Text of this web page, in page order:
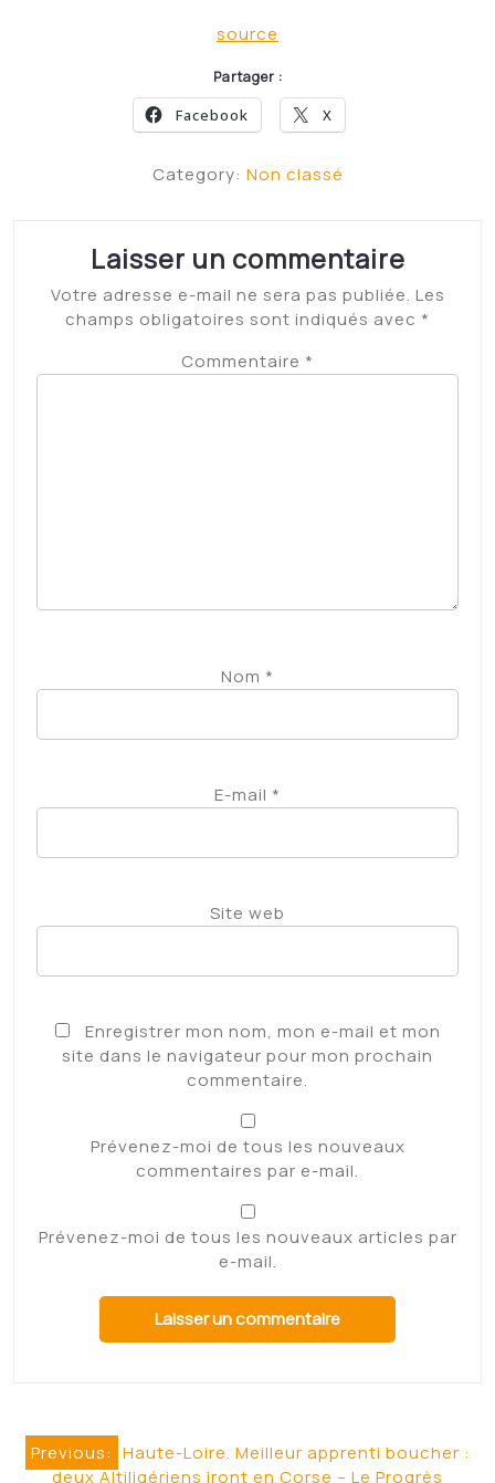
source
Partager :
Facebook X
Category: Non classé
Laisser un commentaire
Votre adresse e-mail ne sera pas publiée. Les
champs obligatoires sont indiqués avec *
Commentaire *
Nom *
E-mail *
Site web
Enregistrer mon nom, mon e-mail et mon
site dans le navigateur pour mon prochain
commentaire.
Prévenez-moi de tous les nouveaux
commentaires par e-mail.
Prévenez-moi de tous les nouveaux articles par
e-mail.
Navigation
Previous: Haute-Loire. Meilleur apprenti boucher :
deux Altiligériens iront en Corse – Le Progrès